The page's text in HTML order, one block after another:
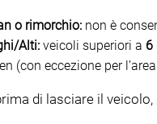
o rimorchio: non è
Alti: veicoli superiori a 6
(con eccezione per
di lasciare il